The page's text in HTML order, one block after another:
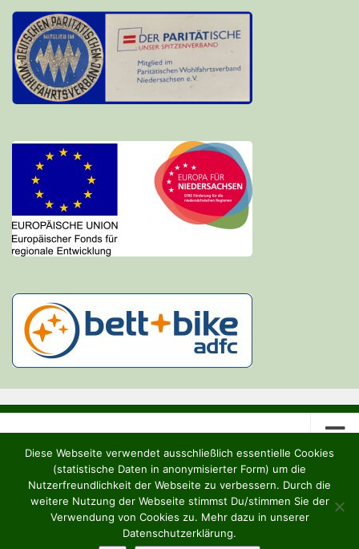
Heideruh e.V. © 2026. Alle Rechte vorbehalten.
Diese Webseite verwendet ausschließlich essentielle Cookies
(statistische Daten in anonymisierter Form) um die
Nutzerfreundlichkeit der Webseite zu verbessern. Durch die
weitere Nutzung der Webseite stimmst Du/stimmen Sie der
Verwendung von Cookies zu. Mehr dazu in unserer
Datenschutzerklärung.